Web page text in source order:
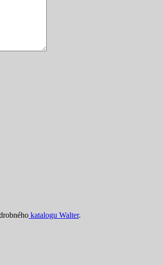
katalogu Walter.